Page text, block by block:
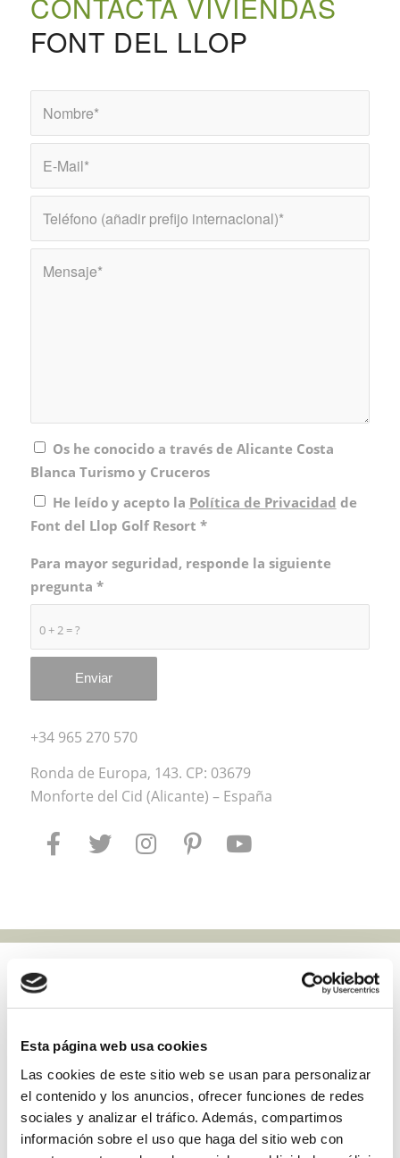
Esta página web usa cookies
Las cookies de este sitio web se usan para personalizar
el contenido y los anuncios, ofrecer funciones de redes
sociales y analizar el tráfico. Además, compartimos
información sobre el uso que haga del sitio web con
CONTACTA VIVIENDAS
FONT DEL LLOP
Os he conocido a través de Alicante Costa
Blanca Turismo y Cruceros
He leído y acepto la Política de Privacidad de
Font del Llop Golf Resort *
0 + 2 = ?
Para mayor seguridad, responde la siguiente
pregunta *
+34 965 270 570
Ronda de Europa, 143. CP: 03679
Monforte del Cid (Alicante) – España
ALMANZOR II